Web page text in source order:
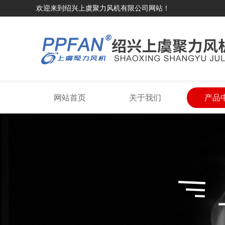
欢迎来到绍兴上虞聚力风机有限公司网站！
网站首页 关于我们 产品